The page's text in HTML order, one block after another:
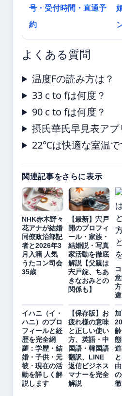
号・受付時間・直通予
約
よくある質問
温度Fの読み方は？
33 c to fは何度？
90 c to fは何度？
摂氏華氏早見表アプ
22℃は快適な室温で
関連記事をさらに表示
NHK赤木野々
花アナが結婚
同僚政治部記
者と2026年3
月入籍 人気
うたコン司会
35歳
【最新】宍戸
開のプロフィ
ール・家族・
結婚説・写真
家活動を徹底
解説【父親は
宍戸錠、ちあ
きなおみとの
関係も】
イハニ（イ・
ハニ）のプロ
フィールと経
歴を完全網
羅：学歴・結
婚・子供・元
彼・現在の活
動を詳しく解
説します
【保存版】お
疲れ様の意味
と正しい使い
方、英語・中
国語・韓国語
翻訳、LINE
返信ビジネス
マナーを完全
解説